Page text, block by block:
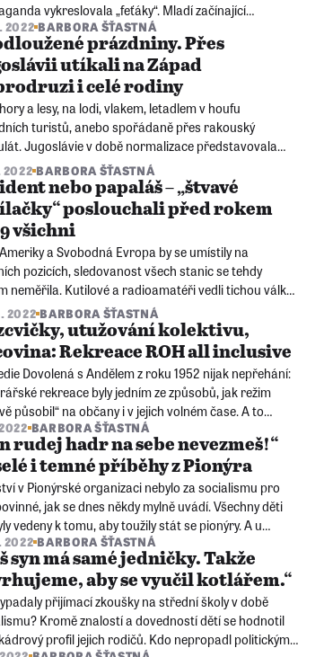
vykreslovala „feťáky“. Mladí začínající
však ve skutečnosti byli odkázáni na lékárničky
matek, ti pokročilí vykrádali lékárny.
2022 BARBORA ŠŤASTNÁ
prázdniny. Přes
utíkali na Západ
i celé rodiny
a lesy, na lodi, vlakem, letadlem v houfu
turistů, anebo spořádaně přes rakouský
Jugoslávie v době normalizace představovala
dveře na Západ a za svobodou vedly desítky
cest.
2022 BARBORA ŠŤASTNÁ
nebo papaláš – „štvavé
poslouchali před rokem
všichni
a Svobodná Evropa by se umístily na
pozicích, sledovanost všech stanic se tehdy
neměřila. Kutilové a radioamatéři vedli tichou válku
rušičkami o co nejkvalitnější poslech. „Půvab“
zakázaného skončil až v roce 1988.
2022 BARBORA ŠŤASTNÁ
utužování kolektivu,
Rekreace ROH all inclusive
Dovolená s Andělem z roku 1952 nijak nepřehání:
rekreace byly jedním ze způsobů, jak režim
působil“ na občany i v jejich volném čase. A to
– překvapuje totiž, že v článku budeme citovat
až z osmdesátých let...
BARBORA ŠŤASTNÁ
rudej hadr na sebe nevezmeš!“
i temné příběhy z Pionýra
v Pionýrské organizaci nebylo za socialismu pro
jak se dnes někdy mylně uvádí. Všechny děti
vedeny k tomu, aby toužily stát se pionýry. A u
dětí se to dařilo - třeba jen proto, že chtěly
do kolektivu.
2022 BARBORA ŠŤASTNÁ
syn má samé jedničky. Takže
aby se vyučil kotlářem.“
přijímací zkoušky na střední školy v době
Kromě znalostí a dovedností dětí se hodnotil
profil jejich rodičů. Kdo nepropadl politickým